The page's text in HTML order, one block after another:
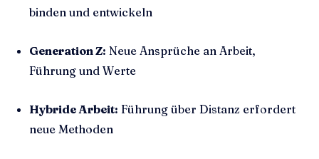
binden und entwickeln
Generation Z: Neue Ansprüche an Arbeit,
Führung und Werte
Hybride Arbeit: Führung über Distanz erfordert
neue Methoden